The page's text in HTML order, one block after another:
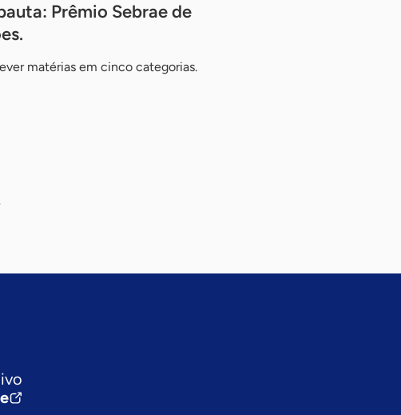
Prêmio Sebrae de
matérias em cinco categorias.